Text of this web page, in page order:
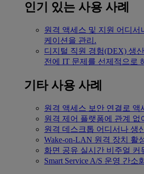
인기 있는 사용 사례
원격 액세스 및 지원 어디서
케이션을 관리.
디지털 직원 경험(DEX) 생
전에 IT 문제를 선제적으로
기타 사용 사례
원격 액세스 보안 연결로 액
원격 제어 플랫폼에 관계 없
원격 데스크톱 어디서나 생
Wake-on-LAN 원격 장치 활
화면 공유 실시간 비주얼 커
Smart Service A/S 운영 간소